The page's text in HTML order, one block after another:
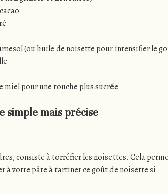
(ou huile de noisette pour intensifier le
miel pour une touche plus sucrée
simple mais précise
consiste à torréfier les noisettes. Cela
à votre pâte à tartiner ce goût de noisette si